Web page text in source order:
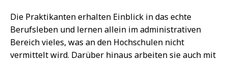
Die Praktikanten erhalten Einblick in das echte
Berufsleben und lernen allein im administrativen
Bereich vieles, was an den Hochschulen nicht
vermittelt wird. Darüber hinaus arbeiten sie auch mit